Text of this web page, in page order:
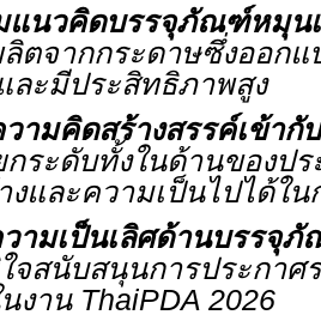
มแนวคิดบรรจุภัณฑ์หมุน
จากกระดาษซึ่งออกแ
ละมีประสิทธิภาพสูง
ามคิดสร้างสรรค์เข้ากั
ระดับทั้งในด้านของปร
งและความเป็นไปได้ใ
ามเป็นเลิศด้านบรรจุ
จสนับสนุนการประกาศ
นงาน ThaiPDA 2026